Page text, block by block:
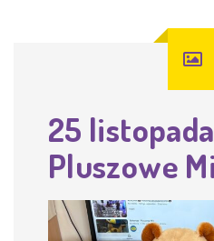
25
Pluszowe